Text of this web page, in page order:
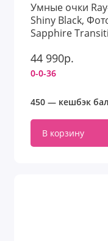
Умные очки
Shiny Black,
Sapphire
44 990р.
0-0-36
450 — кешбэк
В корзину